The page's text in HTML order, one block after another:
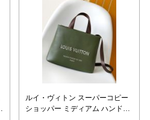
ルイ・ヴィトン スーパーコピー
ショッパー ミディアム ハンドバ